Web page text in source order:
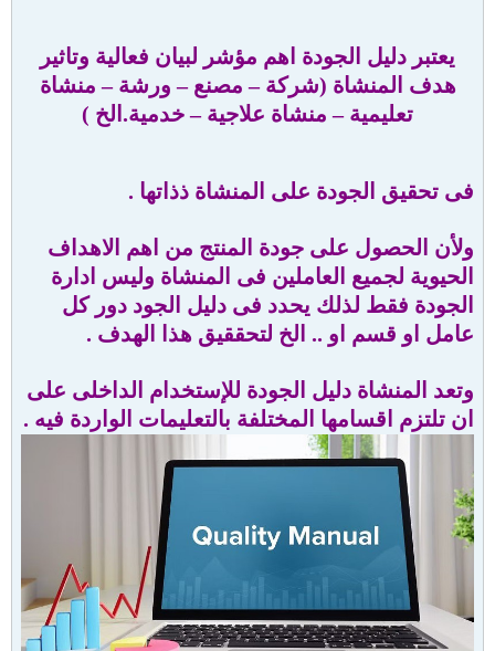
يعتبر دليل الجودة اهم مؤشر لبيان فعالية وتاثير
هدف المنشاة (شركة – مصنع – ورشة – منشاة
تعليمية – منشاة علاجية – خدمية.الخ )
فى تحقيق الجودة على المنشاة ذذاتها .
ولأن الحصول على جودة المنتج من اهم الاهداف
الحيوية لجميع العاملين فى المنشاة وليس ادارة
الجودة فقط لذلك يحدد فى دليل الجود دور كل
عامل او قسم او .. الخ لتحققيق هذا الهدف .
وتعد المنشاة دليل الجودة للإستخدام الداخلى على
ان تلتزم اقسامها المختلفة بالتعليمات الواردة فيه .